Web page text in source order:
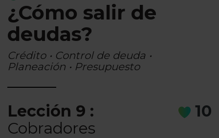
¿Cómo salir de
deudas?
Crédito • Control de deuda •
Planeación • Presupuesto
Lección 9 :
Cobradores
10